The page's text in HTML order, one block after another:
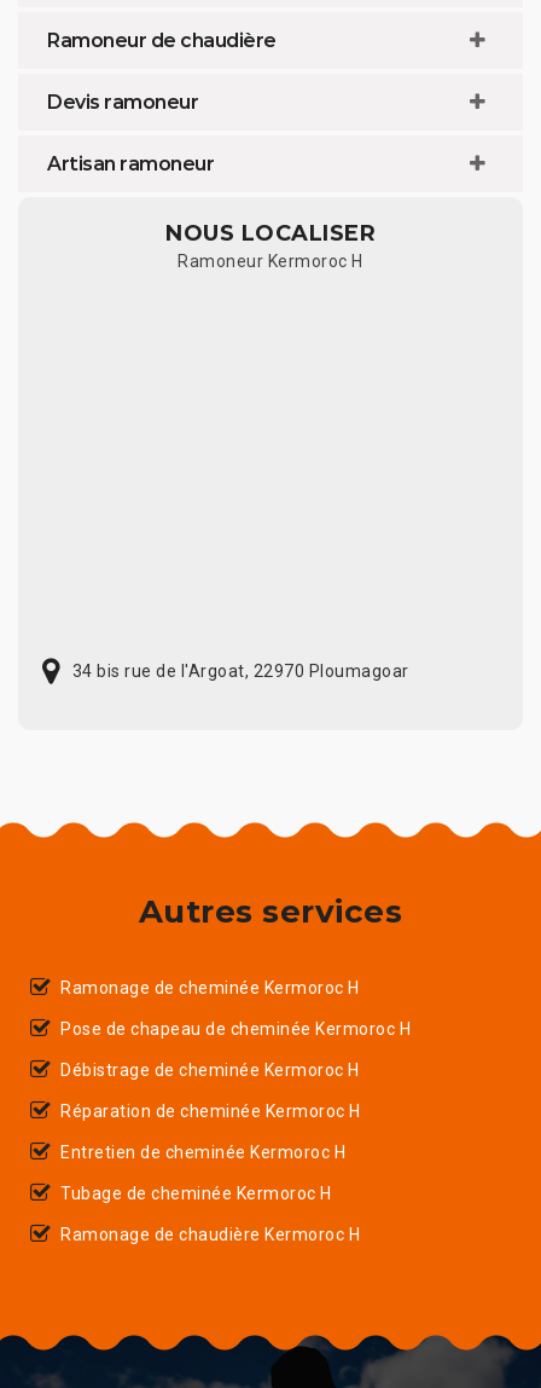
Ramoneur de chaudière
Devis ramoneur
Artisan ramoneur
NOUS LOCALISER
Ramoneur Kermoroc H
34 bis rue de l'Argoat, 22970 Ploumagoar
Autres services
Ramonage de cheminée Kermoroc H
Pose de chapeau de cheminée Kermoroc H
Débistrage de cheminée Kermoroc H
Réparation de cheminée Kermoroc H
Entretien de cheminée Kermoroc H
Tubage de cheminée Kermoroc H
Ramonage de chaudière Kermoroc H